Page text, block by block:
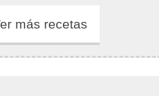
más recetas